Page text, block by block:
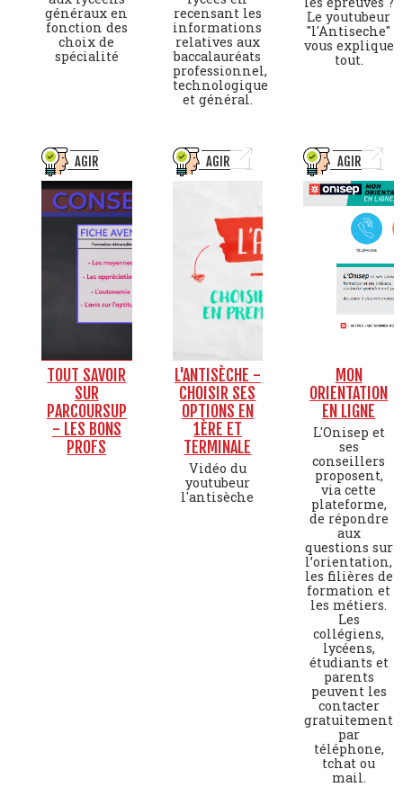
généraux en
fonction des
choix de
spécialité
recensant les
informations
relatives aux
baccalauréats
professionnel,
technologique
et général.
Le youtubeur
"l'Antiseche"
vous explique
tout.
AGIR
TOUT SAVOIR
SUR
PARCOURSUP
- LES BONS
PROFS
AGIR
L'ANTISÈCHE -
CHOISIR SES
OPTIONS EN
1ÈRE ET
TERMINALE
Vidéo du
youtubeur
l'antisèche
AGIR
MON
ORIENTATION
EN LIGNE
L'Onisep et
ses
conseillers
proposent,
via cette
plateforme,
de répondre
aux
questions sur
l’orientation,
les filières de
formation et
les métiers.
Les
collégiens,
lycéens,
étudiants et
parents
peuvent les
contacter
gratuitement
par
téléphone,
tchat ou
mail.